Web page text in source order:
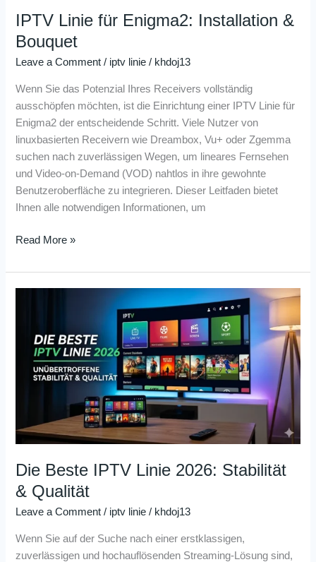
IPTV Linie für Enigma2: Installation &
Bouquet
Leave a Comment / iptv linie / khdoj13
Wenn Sie das Potenzial Ihres Receivers vollständig
ausschöpfen möchten, ist die Einrichtung einer IPTV Linie für
Enigma2 der entscheidende Schritt. Viele Nutzer von
linuxbasierten Receivern wie Dreambox, Vu+ oder Zgemma
suchen nach zuverlässigen Wegen, um lineares Fernsehen
und Video-on-Demand (VOD) nahtlos in ihre gewohnte
Benutzeroberfläche zu integrieren. Dieser Leitfaden bietet
Ihnen alle notwendigen Informationen, um
Read More »
Die Beste IPTV Linie 2026: Stabilität
& Qualität
Leave a Comment / iptv linie / khdoj13
Wenn Sie auf der Suche nach einer erstklassigen,
zuverlässigen und hochauflösenden Streaming-Lösung sind,
Linie
2026:
Stabilität